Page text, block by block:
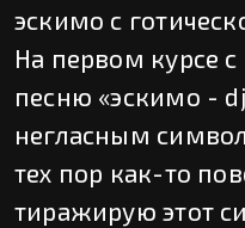
эскимо с
На первом курсе
песню «эскимо -
негласным
тех пор как-то
тиражирую этот